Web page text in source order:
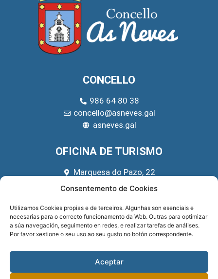
Consentemento de Cookies
Utilizamos Cookies propias e de terceiros. Algunhas son esenciais e
necesarias para o correcto funcionamento da Web. Outras para optimizar
a súa navegación, seguimento en redes, e realizar tarefas de análises.
Por favor xestione o seu uso ao seu gusto no botón correspondente.
Aceptar
CONCELLO
986 64 80 38
concello@asneves.gal
asneves.gal
OFICINA DE TURISMO
Marquesa do Pazo, 22
666 39 45 65
REDES SOCIAIS